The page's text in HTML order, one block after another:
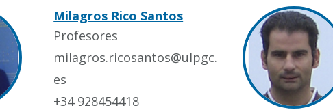
Milagros Rico Santos
Profesores
milagros.ricosantos@ulpgc.
es
+34 928454418